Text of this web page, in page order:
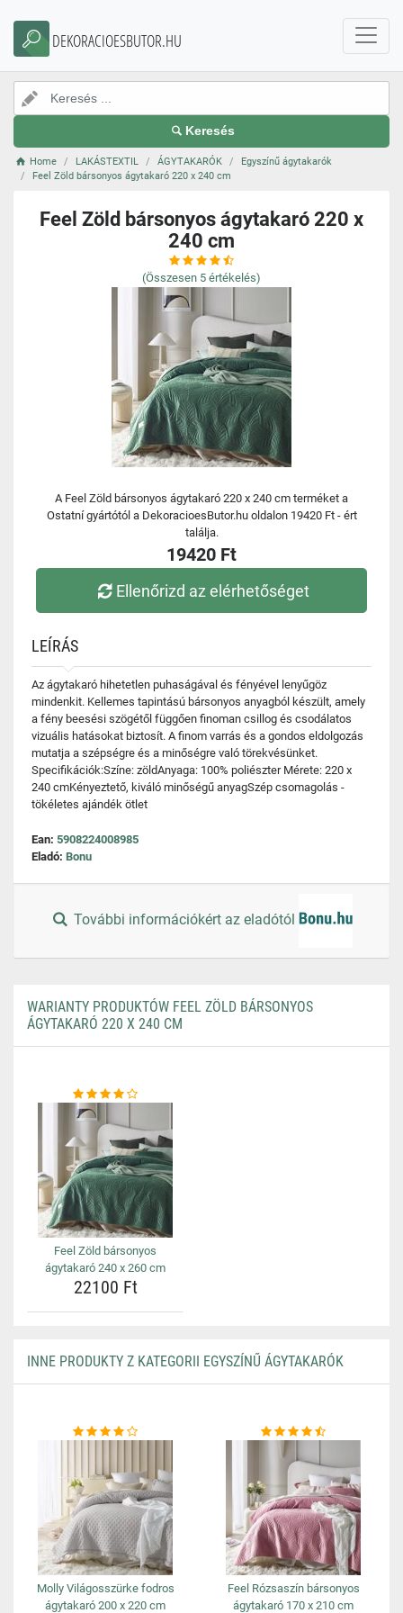
DEKORACIOESBUTOR.HU
Keresés
Home LAKÁSTEXTIL ÁGYTAKARÓK
Egyszínű ágytakarók
Feel Zöld bársonyos ágytakaró 220 x 240 cm
Feel Zöld bársonyos ágytakaró 220 x
240 cm
(Összesen 5 értékelés)
A Feel Zöld bársonyos ágytakaró 220 x 240 cm terméket a
Ostatní gyártótól a DekoracioesButor.hu oldalon 19420 Ft - ért
találja.
19420 Ft
Ellenőrizd az elérhetőséget
LEÍRÁS
Az ágytakaró hihetetlen puhaságával és fényével lenyűgöz
mindenkit. Kellemes tapintású bársonyos anyagból készült, amely
a fény beesési szögétől függően finoman csillog és csodálatos
vizuális hatásokat biztosít. A finom varrás és a gondos eldolgozás
mutatja a szépségre és a minőségre való törekvésünket.
Specifikációk:Színe: zöldAnyaga: 100% poliészter Mérete: 220 x
240 cmKényeztető, kiváló minőségű anyagSzép csomagolás -
tökéletes ajándék ötlet
Ean: 5908224008985
Eladó: Bonu
További információkért az eladótól
WARIANTY PRODUKTÓW FEEL ZÖLD BÁRSONYOS
ÁGYTAKARÓ 220 X 240 CM
Feel Zöld bársonyos
ágytakaró 240 x 260 cm
22100 Ft
INNE PRODUKTY Z KATEGORII EGYSZÍNŰ ÁGYTAKARÓK
Molly Világosszürke fodros
ágytakaró 200 x 220 cm
Feel Rózsaszín bársonyos
ágytakaró 170 x 210 cm